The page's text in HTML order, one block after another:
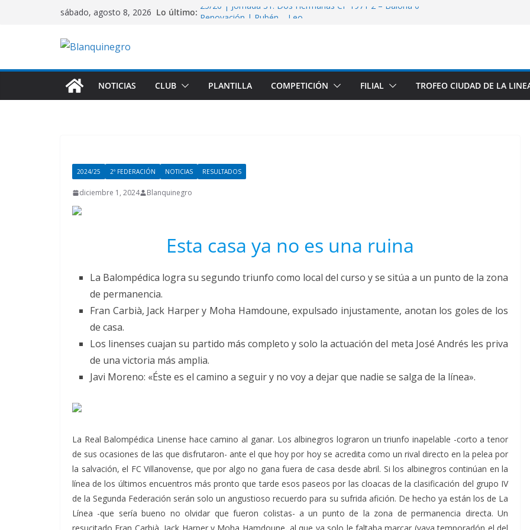
sábado, agosto 8, 2026 Lo último: 25/26 | Jornada 31: Dos Hermanas CF 1971 2 – Balona 0
NOTICIAS CLUB PLANTILLA COMPETICIÓN FILIAL TROFEO CIUDAD DE LA
2024/25 2º FEDERACIÓN NOTICIAS RESULTADOS
diciembre 1, 2024 Blanquinegro
Esta casa ya no es una ruina
La Balompédica logra su segundo triunfo como local del curso y se sitúa a un punto de la zona
de permanencia.
Fran Carbià, Jack Harper y Moha Hamdoune, expulsado injustamente, anotan los goles de los
de casa.
Los linenses cuajan su partido más completo y solo la actuación del meta José Andrés les priva
de una victoria más amplia.
Javi Moreno: «Éste es el camino a seguir y no voy a dejar que nadie se salga de la línea».
La Real Balompédica Linense hace camino al ganar. Los albinegros lograron un triunfo inapelable -corto a tenor
de sus ocasiones de las que disfrutaron- ante el que hoy por hoy se acredita como un rival directo en la pelea por
la salvación, el FC Villanovense, que por algo no gana fuera de casa desde abril. Si los albinegros continúan en la
línea de los últimos encuentros más pronto que tarde esos paseos por las cloacas de la clasificación del grupo IV
de la Segunda Federación serán solo un angustioso recuerdo para su sufrida afición. De hecho ya están los de La
Línea -que sería bueno no olvidar que fueron colistas- a un punto de la zona de permanencia directa. Un